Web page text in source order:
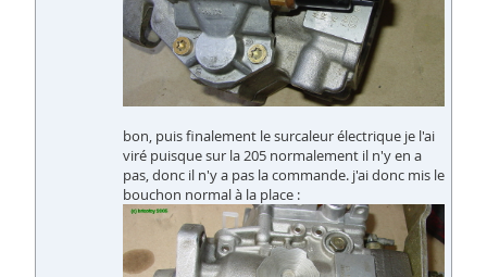
bon, puis finalement le surcaleur électrique je l'ai
viré puisque sur la 205 normalement il n'y en a
pas, donc il n'y a pas la commande. j'ai donc mis le
bouchon normal à la place :